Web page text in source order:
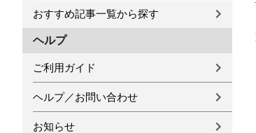
おすすめ記事一覧から探す
ヘルプ
ご利用ガイド
ヘルプ／お問い合わせ
お知らせ